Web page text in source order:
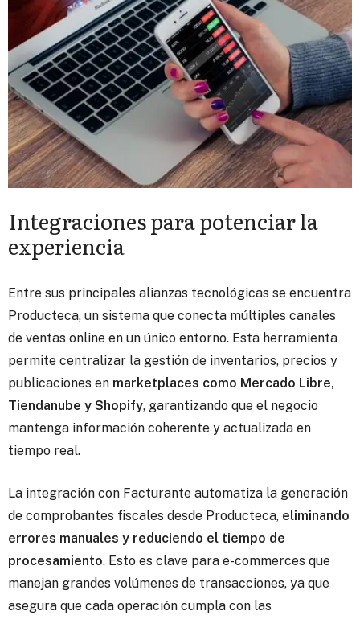
Integraciones para potenciar la
experiencia
Entre sus principales alianzas tecnológicas se encuentra
Producteca, un sistema que conecta múltiples canales
de ventas online en un único entorno. Esta herramienta
permite centralizar la gestión de inventarios, precios y
publicaciones en marketplaces como Mercado Libre,
Tiendanube y Shopify, garantizando que el negocio
mantenga información coherente y actualizada en
tiempo real.
La integración con Facturante automatiza la generación
de comprobantes fiscales desde Producteca, eliminando
errores manuales y reduciendo el tiempo de
procesamiento. Esto es clave para e-commerces que
manejan grandes volúmenes de transacciones, ya que
asegura que cada operación cumpla con las